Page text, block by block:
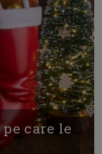
care le